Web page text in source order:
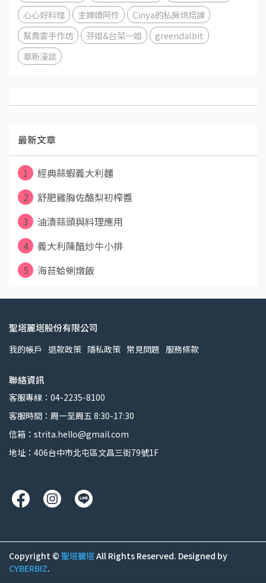
心心好料理
主婦嬌阿伶
Cinya的私房烘焙課
幫喬霏手作坊
芬姐&台菜一姐
greendalbit
章新漫談
最新文章
1
經典蒜蝦義大利麵
2
舒肥雞胸佐酪梨初榨醬
3
油漬蒜頭與料理應用
4
義大利陳醋炒牛小排
5
海苔蛤蜊燉飯
聖塔麗塔股份有限公司
我的帳戶 退款政策 隱私政策 常見問題 服務條款
聯絡資訊
客服專線：04-2235-8100
客服時間：周一至周五 8:30-17:30
信箱：strita.hello@gmail.com
地址：406台中市北屯區文昌三街79號1F
Copyright © 聖塔麗塔All Rights Reserved. Designed by
CYBERBIZ.